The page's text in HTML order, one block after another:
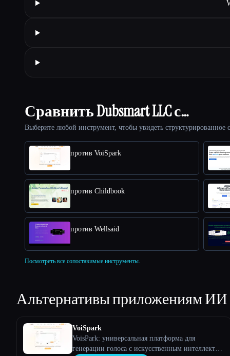
Сравнить Dubsmart LLC с…
Выберите любой инструмент, чтобы увидеть
против VoiSpark
против Childbook
против Wellsaid
Посмотреть все сопоставимые инструменты.
Альтернативы приложениям ИИ
VoiSpark
VoisPark: универсальная платформа для
генерации голоса с искусственным интеллектом